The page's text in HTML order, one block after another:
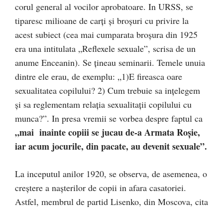
corul general al vocilor aprobatoare. In URSS, se
tiparesc milioane de carți și broșuri cu privire la
acest subiect (cea mai cumparata broșura din 1925
era una intitulata „Reflexele sexuale”, scrisa de un
anume Enceanin). Se țineau seminarii. Temele unuia
dintre ele erau, de exemplu: „1)E fireasca oare
sexualitatea copilului? 2) Cum trebuie sa ințelegem
și sa reglementam relația sexualitații copilului cu
munca?”. In presa vremii se vorbea despre faptul ca
„mai inainte copiii se jucau de-a Armata Roșie,
iar acum jocurile, din pacate, au devenit sexuale”.
La inceputul anilor 1920, se observa, de asemenea, o
creștere a nașterilor de copii in afara casatoriei.
Astfel, membrul de partid Lisenko, din Moscova, cita